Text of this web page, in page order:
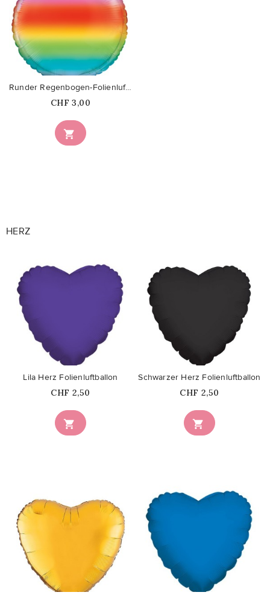
favorite_border

Runder Regenbogen-Folienluftballon
Price
CHF 3,00
HERZ

Lila Herz Folienluftballon
Price
CHF 2,50

Schwarzer Herz Folienluftballon
Price
CHF 2,50
favorite_border